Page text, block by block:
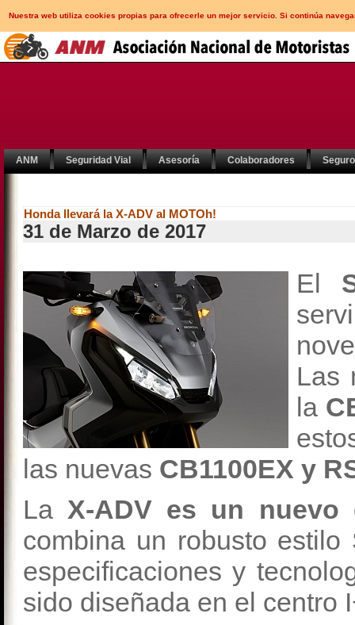
Nuestra web utiliza cookies propias para ofrecerle un mejor servicio. Si continúa
ANM Seguridad Vial Asesoría Colaboradores
Honda llevará la X-ADV al MOTOh!
31 de Marzo de 2017
El
Las
la
las nuevas CB1100EX y
La X-ADV es un nuevo
combina un robusto estilo
especificaciones y
sido diseñada en el centro